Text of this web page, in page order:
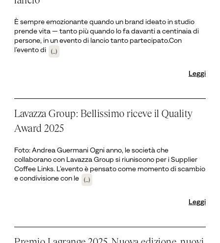
È sempre emozionante quando un brand ideato in studio
prende vita — tanto più quando lo fa davanti a centinaia di
persone, in un evento di lancio tanto partecipato.Con
l’evento di
(...)
Leggi
Lavazza Group: Bellissimo riceve il Quality
Award 2025
Foto: Andrea Guermani Ogni anno, le società che
collaborano con Lavazza Group si riuniscono per i Supplier
Coffee Links. L’evento è pensato come momento di scambio
e condivisione con le
(...)
Leggi